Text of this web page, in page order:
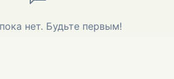
нет. Будьте первым!